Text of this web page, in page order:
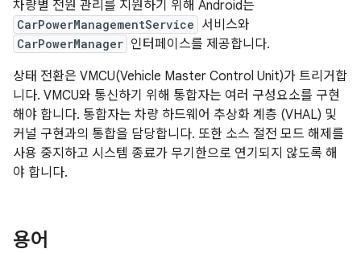
차량별 전원 관리를 지원하기 위해 Android는
CarPowerManagementService 서비스와
CarPowerManager 인터페이스를 제공합니다.
상태 전환은 VMCU(Vehicle Master Control Unit)가 트리거합
니다. VMCU와 통신하기 위해 통합자는 여러 구성요소를 구현
해야 합니다. 통합자는 차량 하드웨어 추상화 계층 (VHAL) 및
커널 구현과의 통합을 담당합니다. 또한 소스 절전 모드 해제를
사용 중지하고 시스템 종료가 무기한으로 연기되지 않도록 해
야 합니다.
용어